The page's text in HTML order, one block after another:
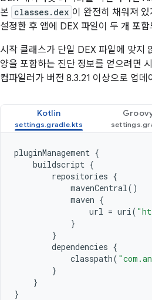
본 classes.dex 이 완전히 채워져
설정한 후 앱에 DEX 파일이 두 개 포
시작 클래스가 단일 DEX 파일에 맞지
양을 포함하는 진단 정보를 얻으려면
컴파일러가 버전 8.3.21 이상으로 업
Kotlin
pluginManagement {
buildscript {
repositories {
mavenCentral()
maven {
url = uri(
}
}
dependencies {
classpath(
}
}
}